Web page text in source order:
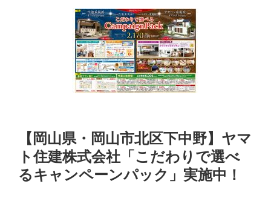
【岡山県・岡山市北区下中野】ヤマ
ト住建株式会社「こだわりで選べ
るキャンペーンパック」実施中！